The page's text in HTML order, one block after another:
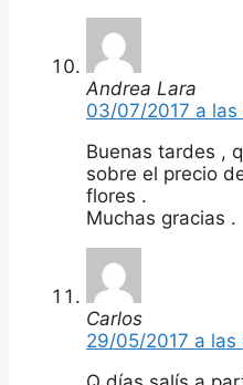
Andrea Lara
03/07/2017 a
Buenas tardes ,
sobre el precio
flores .
Muchas gracias .
Carlos
29/05/2017 a las